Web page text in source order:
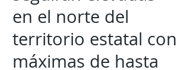
en el norte del
territorio estatal con
máximas de hasta